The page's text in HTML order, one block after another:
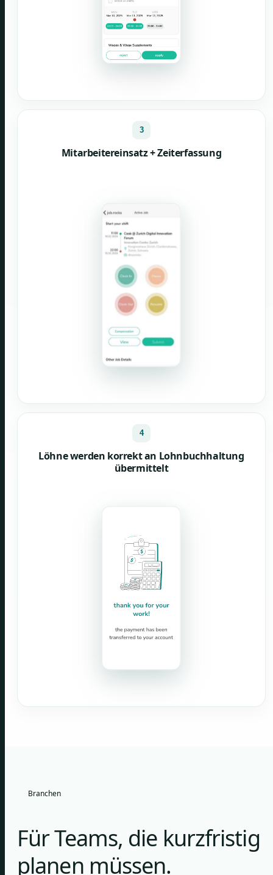
3
Mitarbeitereinsatz + Zeiterfassung
4
Löhne werden korrekt an Lohnbuchhaltung
übermittelt
Branchen
Für Teams, die kurzfristig
planen müssen.